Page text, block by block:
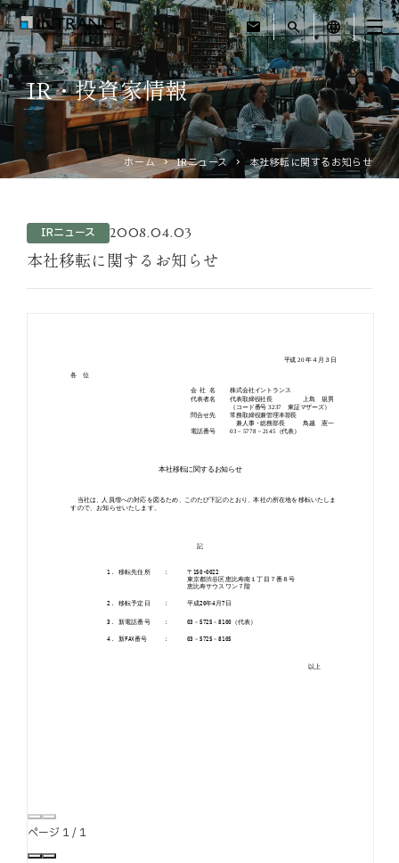
mail search language
トップ
企業情報
運営ホテル
お問い合わせ
IR・投資家情報
ホーム IRニュース 本社移転に関するお知らせ
IRニュース 2008.04.03
本社移転に関するお知らせ
ページ 1/ 1